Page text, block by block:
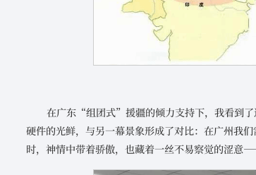
在广东“组团式”援疆的倾力支持下，我看到了
硬件的光鲜，与另一幕景象形成了对比：在广州我
时，神情中带着骄傲，也藏着一丝不易察觉的涩意